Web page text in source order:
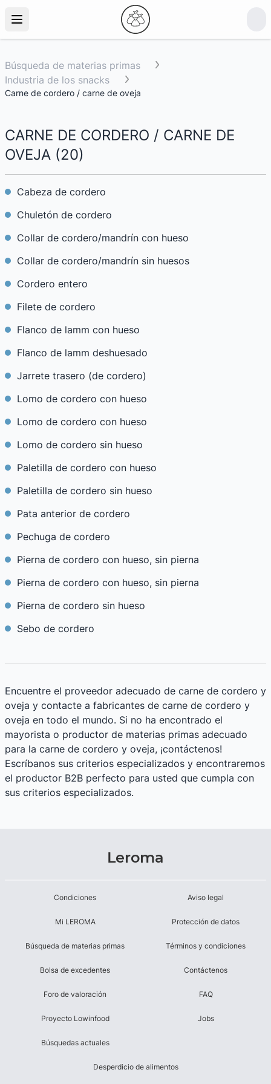
Búsqueda de materias primas
Industria de los snacks
Carne de cordero / carne de oveja
CARNE DE CORDERO / CARNE DE
OVEJA (20)
Cabeza de cordero
Chuletón de cordero
Collar de cordero/mandrín con hueso
Collar de cordero/mandrín sin huesos
Cordero entero
Filete de cordero
Flanco de lamm con hueso
Flanco de lamm deshuesado
Jarrete trasero (de cordero)
Lomo de cordero con hueso
Lomo de cordero con hueso
Lomo de cordero sin hueso
Paletilla de cordero con hueso
Paletilla de cordero sin hueso
Pata anterior de cordero
Pechuga de cordero
Pierna de cordero con hueso, sin pierna
Pierna de cordero con hueso, sin pierna
Pierna de cordero sin hueso
Sebo de cordero
Encuentre el proveedor adecuado de carne de cordero y
oveja y contacte a fabricantes de carne de cordero y
oveja en todo el mundo. Si no ha encontrado el
mayorista o productor de materias primas adecuado
para la carne de cordero y oveja, ¡contáctenos!
Escríbanos sus criterios especializados y encontraremos
el productor B2B perfecto para usted que cumpla con
sus criterios especializados.
Leroma
Condiciones
Mi LEROMA
Búsqueda de materias primas
Bolsa de excedentes
Foro de valoración
Proyecto Lowinfood
Búsquedas actuales
Aviso legal
Protección de datos
Términos y condiciones
Contáctenos
FAQ
Jobs
Desperdicio de alimentos